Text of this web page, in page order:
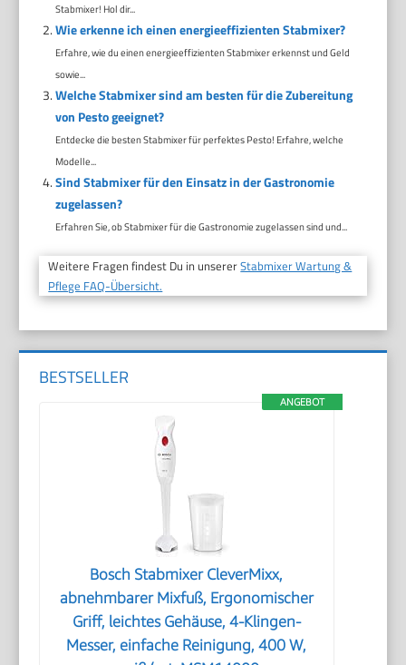
Stabmixer! Hol dir...
Wie erkenne ich einen energieeffizienten Stabmixer?
Erfahre, wie du einen energieeffizienten Stabmixer erkennst und Geld
sowie...
Welche Stabmixer sind am besten für die Zubereitung
von Pesto geeignet?
Entdecke die besten Stabmixer für perfektes Pesto! Erfahre, welche
Modelle...
Sind Stabmixer für den Einsatz in der Gastronomie
zugelassen?
Erfahren Sie, ob Stabmixer für die Gastronomie zugelassen sind und...
Weitere Fragen findest Du in unsererStabmixer Wartung &
Pflege FAQ-Übersicht.
BESTSELLER
ANGEBOT
Bosch Stabmixer CleverMixx,
abnehmbarer Mixfuß, Ergonomischer
Griff, leichtes Gehäuse, 4-Klingen-
Messer, einfache Reinigung, 400 W,